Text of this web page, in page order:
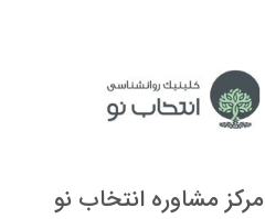
مرکز مشاوره انتخاب نو